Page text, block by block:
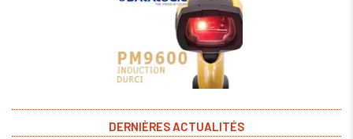
DERNIÈRES ACTUALITÉS